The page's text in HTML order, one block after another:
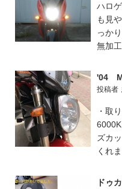
ハロ
も見
っか
無加
'04
投稿者
・取
ズカ
くれ
ドゥ